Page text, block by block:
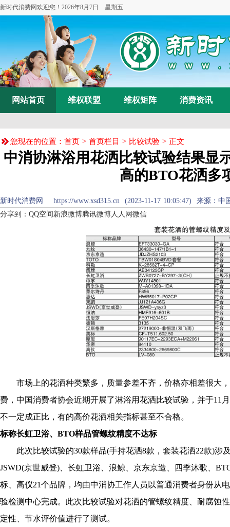
新时代消费网欢迎您！ 2026年8月7日 星期五
网站首页 维权联盟 维权矩阵 消费资讯
您现在的位置： 首页 > 首页栏目 > 比较试验 > 正文
中消协淋浴用花洒比较试验结果显
高的BTO花洒多
新时代消费网 https://www.xsd315.cn (2023-11-17 10:05:47) 来源： 中
分享到： QQ空间 新浪微博腾讯微博人人网 微信
市场上的花洒种类繁多，质量参差不齐，价格亦相差很大
费，中国消费者协会近期开展了淋浴用花洒比较试验，并于11
不一定成正比，有的高价花洒相关指标甚至不合格。
标称长虹卫浴、BTO样品管螺纹精度不达标
此次比较试验的30款样品(手持花洒8款，套装花洒22款)涉
JSWD(京世威登)、长虹卫浴、浪鲸、京东京造、四季沐歌、
标、高仪21个品牌，均由中消协工作人员以普通消费者身份从
验检测中心完成。此次比较试验对花洒的管螺纹精度、耐腐蚀
定性、节水评价值进行了测试。